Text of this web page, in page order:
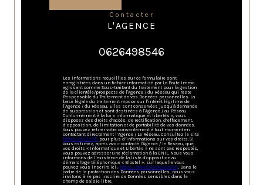
contacter
L'AGENCE
0626498546
Les informations recueillies sur ce formulaire sont
enregistrées dans un fichier informatisé par La Boite Immo
agissant comme Sous-traitant du traitement pour la gestion
de la clientèle/prospects de l'Agence / du Réseau qui reste
Responsable du Traitement de vos Données personnelles. La
base légale du traitement repose sur l'intérêt légitime de
l'Agence / du Réseau. Elles sont conservées jusqu'à demande
de suppression et sont destinées à l'Agence / au Réseau.
Conformément à la loi « informatique et libertés », vous
disposez des droits d’accès, de rectification, d’effacement,
d’opposition, de limitation et de portabilité de vos données.
Vous pouvez retirer votre consentement à tout moment en
contactant directement l’Agence / Le Réseau. Consultez le site
https://cnil.fr/frpour plus d’informations sur vos droits. Si
vous estimez, après avoir contacté l'Agence / le Réseau, que
vos droits « Informatique et Libertés » ne sont pas respectés,
vous pouvez adresser une réclamation à la CNIL. Nous vous
informons de l’existence de la liste d'opposition au
démarchage téléphonique « Bloctel », sur laquelle vous
pouvez vous inscrire ici : https://www.bloctel.gouv.fr. Dans le
cadre de la protection des Données personnelles, nous vous
invitons à ne pas inscrire de Données sensibles dans le
champ de saisie libre.